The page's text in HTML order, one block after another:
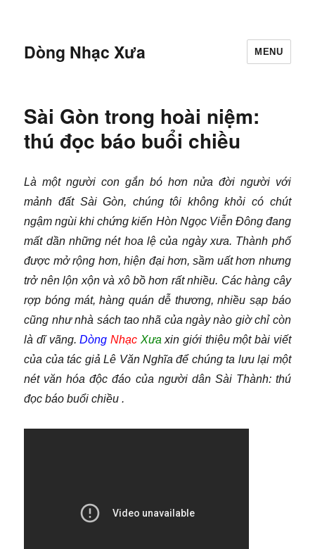
Dòng Nhạc Xưa MENU
Sài Gòn trong hoài niệm:
thú đọc báo buổi chiều
Là một người con gắn bó hơn nửa đời người với
mảnh đất Sài Gòn, chúng tôi không khỏi có chút
ngậm ngùi khi chứng kiến Hòn Ngọc Viễn Đông đang
mất dần những nét hoa lệ của ngày xưa. Thành phố
được mở rộng hơn, hiện đại hơn, sầm uất hơn nhưng
trở nên lộn xộn và xô bồ hơn rất nhiều. Các hàng cây
rợp bóng mát, hàng quán dễ thương, nhiều sạp báo
cũng như nhà sách tao nhã của ngày nào giờ chỉ còn
là dĩ vãng.Dòng Nhạc Xưa xin giới thiệu một bài viết
của của tác giả Lê Văn Nghĩa để chúng ta lưu lại một
nét văn hóa độc đáo của người dân Sài Thành: thú
đọc báo buổi chiều .